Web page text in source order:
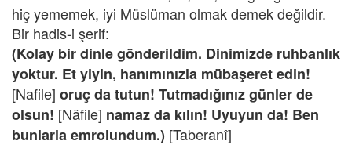
hiç yememek, iyi Müslüman olmak demek değildir.
Bir hadis-i şerif:
(Kolay bir dinle gönderildim. Dinimizde ruhbanlık
yoktur. Et yiyin, hanımınızla mübaşeret edin!
[Nafile] oruç da tutun! Tutmadığınız günler de
olsun! [Nâfile] namaz da kılın! Uyuyun da! Ben
bunlarla emrolundum.) [Taberanî]